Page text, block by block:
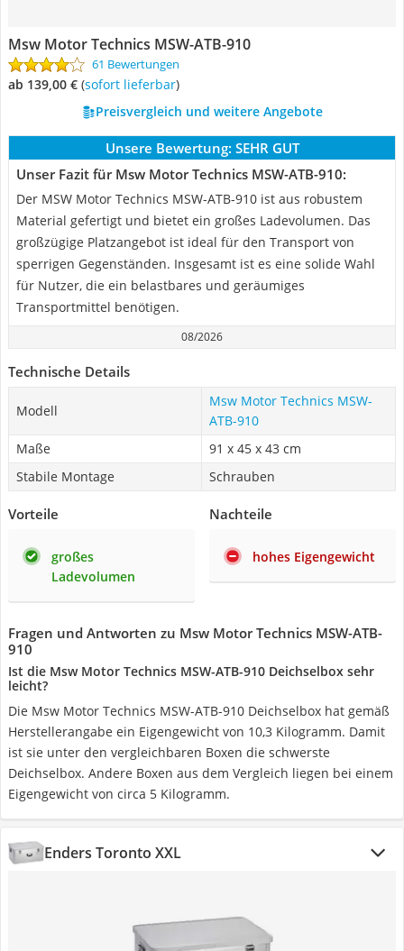
Msw Motor Technics MSW-ATB-910
61 Bewertungen
ab 139,00 € ( Sofort lieferbar)
Preisvergleich und weitere Angebote
Unsere Bewertung: SEHR GUT
Unser Fazit für Msw Motor Technics MSW-ATB-910:
Der MSW Motor Technics MSW-ATB-910 ist aus robustem
Material gefertigt und bietet ein großes Ladevolumen. Das
großzügige Platzangebot ist ideal für den Transport von
sperrigen Gegenständen. Insgesamt ist es eine solide Wahl
für Nutzer, die ein belastbares und geräumiges
Transportmittel benötigen.
08/2026
Technische Details
Modell
Msw Motor Technics MSW-
ATB-910
Maße
91 x 45 x 43 cm
Stabile Montage
Schrauben
Vorteile
großes
Ladevolumen
Nachteile
hohes Eigengewicht
Fragen und Antworten zu Msw Motor Technics MSW-ATB-
910
Ist die Msw Motor Technics MSW-ATB-910 Deichselbox sehr
leicht?
Die Msw Motor Technics MSW-ATB-910 Deichselbox hat gemäß
Herstellerangabe ein Eigengewicht von 10,3 Kilogramm. Damit
ist sie unter den vergleichbaren Boxen die schwerste
Deichselbox. Andere Boxen aus dem Vergleich liegen bei einem
Eigengewicht von circa 5 Kilogramm.
Enders Toronto XXL